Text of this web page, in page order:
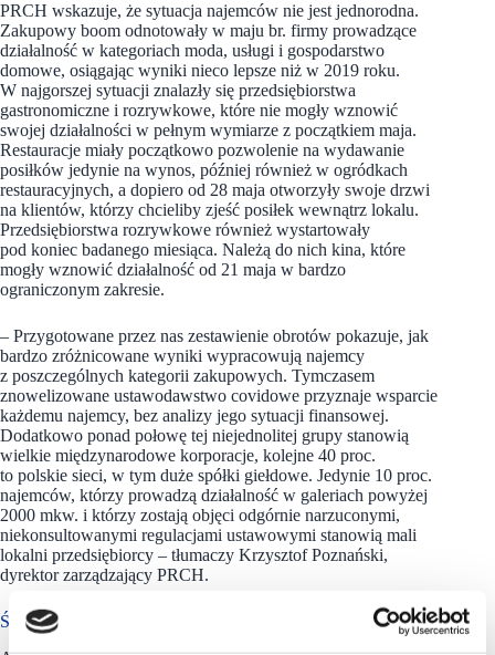
PRCH wskazuje, że sytuacja najemców nie jest jednorodna.
Zakupowy boom odnotowały w maju br. firmy prowadzące
działalność w kategoriach moda, usługi i gospodarstwo
domowe, osiągając wyniki nieco lepsze niż w 2019 roku.
W najgorszej sytuacji znalazły się przedsiębiorstwa
gastronomiczne i rozrywkowe, które nie mogły wznowić
swojej działalności w pełnym wymiarze z początkiem maja.
Restauracje miały początkowo pozwolenie na wydawanie
posiłków jedynie na wynos, później również w ogródkach
restauracyjnych, a dopiero od 28 maja otworzyły swoje drzwi
na klientów, którzy chcieliby zjeść posiłek wewnątrz lokalu.
Przedsiębiorstwa rozrywkowe również wystartowały
pod koniec badanego miesiąca. Należą do nich kina, które
mogły wznowić działalność od 21 maja w bardzo
ograniczonym zakresie.
– Przygotowane przez nas zestawienie obrotów pokazuje, jak
bardzo zróżnicowane wyniki wypracowują najemcy
z poszczególnych kategorii zakupowych. Tymczasem
znowelizowane ustawodawstwo covidowe przyznaje wsparcie
każdemu najemcy, bez analizy jego sytuacji finansowej.
Dodatkowo ponad połowę tej niejednolitej grupy stanowią
wielkie międzynarodowe korporacje, kolejne 40 proc.
to polskie sieci, w tym duże spółki giełdowe. Jedynie 10 proc.
najemców, którzy prowadzą działalność w galeriach powyżej
2000 mkw. i którzy zostają objęci odgórnie narzuconymi,
niekonsultowanymi regulacjami ustawowymi stanowią mali
lokalni przedsiębiorcy – tłumaczy Krzysztof Poznański,
dyrektor zarządzający PRCH.
Średnie projekty w czołówce